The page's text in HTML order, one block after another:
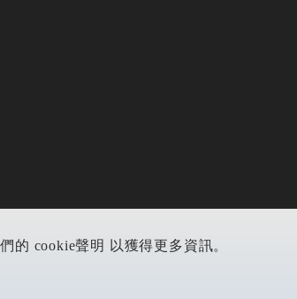
的 cookie聲明 以獲得更多資訊。